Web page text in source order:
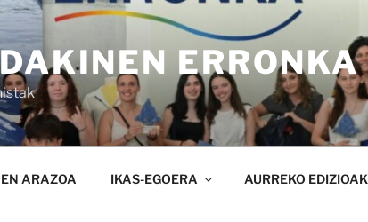
ERRONKA
ARAZOA IKAS-EGOERA AURREKO EDIZIOAK